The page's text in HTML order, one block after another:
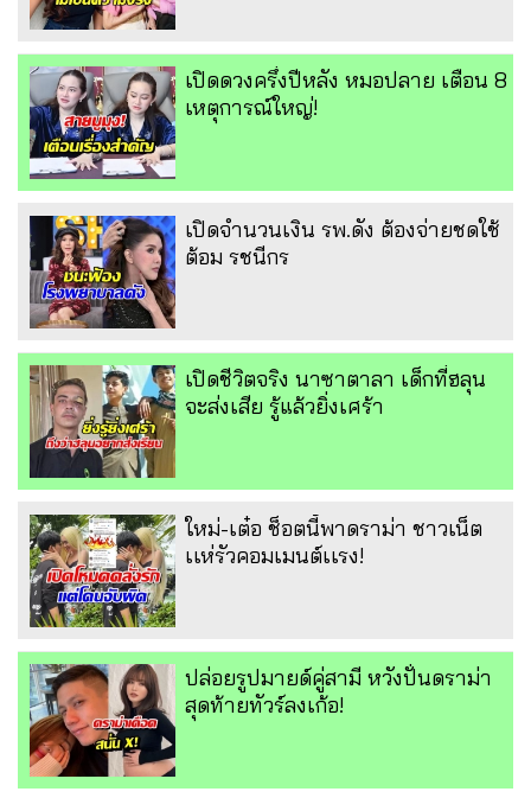
เปิดดวงครึ่งปีหลัง หมอปลาย เตือน 8
เหตุการณ์ใหญ่!
เปิดจำนวนเงิน รพ.ดัง ต้องจ่ายชดใช้
ต้อม รชนีกร
เปิดชีวิตจริง นาซาตาลา เด็กที่ฮลุน
จะส่งเสีย รู้แล้วยิ่งเศร้า
ใหม่-เต๋อ ช็อตนี้พาดราม่า ชาวเน็ต
เเห่รัวคอมเมนต์เเรง!
ปล่อยรูปมายด์คู่สามี หวังปั่นดราม่า
สุดท้ายทัวร์ลงเก้อ!